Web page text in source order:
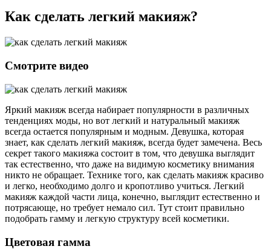
Как сделать легкий макияж?
Смотрите видео
Яркий макияж всегда набирает популярности в различных
тенденциях моды, но вот легкий и натуральный макияж
всегда остается популярным и модным. Девушка, которая
знает, как сделать легкий макияж, всегда будет замечена. Весь
секрет такого макияжа состоит в том, что девушка выглядит
так естественно, что даже на видимую косметику внимания
никто не обращает. Технике того, как сделать макияж красиво
и легко, необходимо долго и кропотливо учиться. Легкий
макияж каждой части лица, конечно, выглядит естественно и
потрясающе, но требует немало сил. Тут стоит правильно
подобрать гамму и легкую структуру всей косметики.
Цветовая гамма